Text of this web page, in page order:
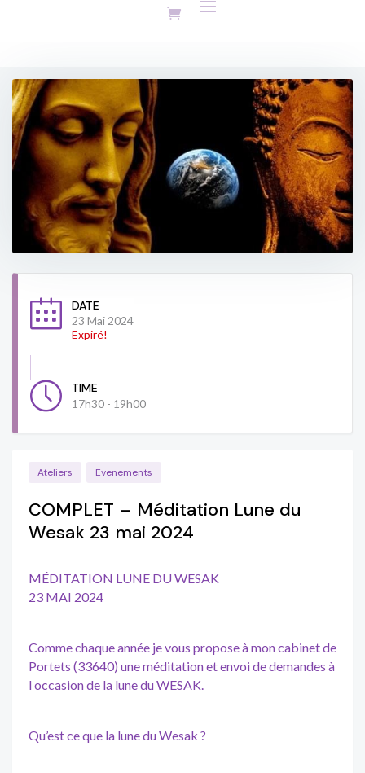
DATE
23 Mai 2024
Expiré!
TIME
17h30 - 19h00
Ateliers Evenements
COMPLET – Méditation Lune du
Wesak 23 mai 2024
MÉDITATION LUNE DU WESAK
23 MAI 2024
Comme chaque année je vous propose à mon cabinet de
Portets (33640) une méditation et envoi de demandes à
l occasion de la lune du WESAK.
Qu’est ce que la lune du Wesak ?